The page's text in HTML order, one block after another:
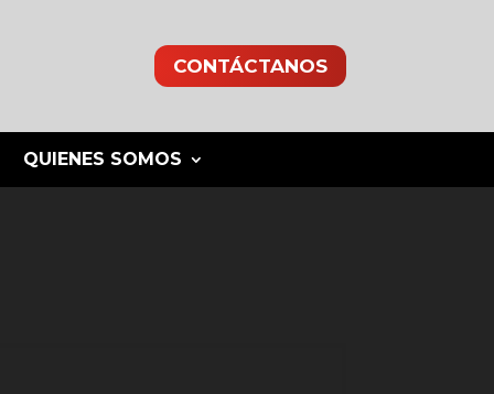
CONTÁCTANOS
QUIENES SOMOS